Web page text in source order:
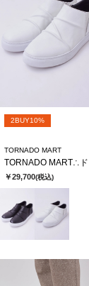
2BUY10%
TORNADO MART
￥29,700(税込)